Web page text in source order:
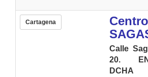
Cartagena
Calle
20.
DCHA